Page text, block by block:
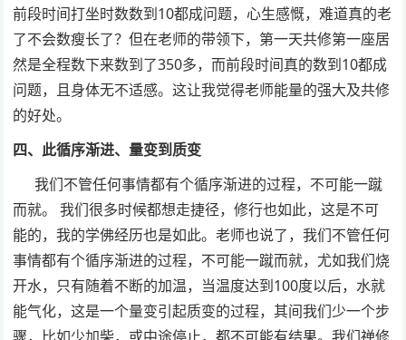
前段时间打坐时数数到10都成问题，心生感慨，难道真的老
了不会数瘦长了？但在老师的带领下，第一天共修第一座居
然是全程数下来数到了350多，而前段时间真的数到10都成
问题，且身体无不适感。这让我觉得老师能量的强大及共修
的好处。
四、此循序渐进、量变到质变
我们不管任何事情都有个循序渐进的过程，不可能一蹴
而就。 我们很多时候都想走捷径，修行也如此，这是不可
能的，我的学佛经历也是如此。老师也说了，我们不管任何
事情都有个循序渐进的过程，不可能一蹴而就，尤如我们烧
开水，只有随着不断的加温，当温度达到100度以后，水就
能气化，这是一个量变引起质变的过程，其间我们少一个步